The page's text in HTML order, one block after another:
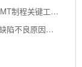
电子厂SMT生产线三大核心设备！难得一见的SMT制程关键工艺视频！
电子厂最全面DIP波峰焊工艺流程及波峰焊接的缺陷不良原因分析 !